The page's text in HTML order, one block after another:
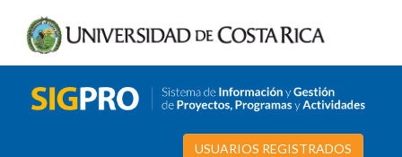
USUARIOS REGISTRADOS